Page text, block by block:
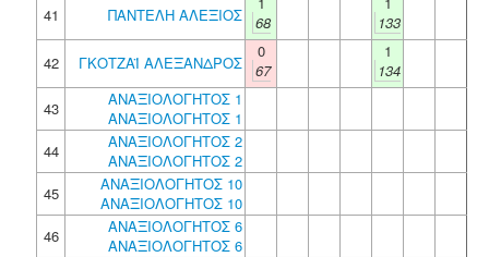
41
ΠΑΝΤΕΛΗ ΑΛΕΞΙΟΣ
68
133
42
ΓΚΟΤΖΑΪ ΑΛΕΞΑΝΔΡΟΣ
0
67
1
134
43
ΑΝΑΞΙΟΛΟΓΗΤΟΣ 1
ΑΝΑΞΙΟΛΟΓΗΤΟΣ 1
44
ΑΝΑΞΙΟΛΟΓΗΤΟΣ 2
ΑΝΑΞΙΟΛΟΓΗΤΟΣ 2
45
ΑΝΑΞΙΟΛΟΓΗΤΟΣ 10
ΑΝΑΞΙΟΛΟΓΗΤΟΣ 10
46
ΑΝΑΞΙΟΛΟΓΗΤΟΣ 6
ΑΝΑΞΙΟΛΟΓΗΤΟΣ 6